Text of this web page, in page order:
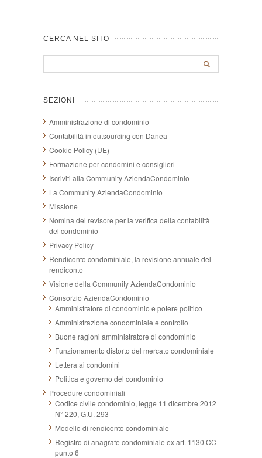
CERCA NEL SITO
SEZIONI
Amministrazione di condominio
Contabilità in outsourcing con Danea
Cookie Policy (UE)
Formazione per condomini e consiglieri
Iscriviti alla Community AziendaCondominio
La Community AziendaCondominio
Missione
Nomina del revisore per la verifica della contabilità
del condominio
Privacy Policy
Rendiconto condominiale, la revisione annuale del
rendiconto
Visione della Community AziendaCondominio
Consorzio AziendaCondominio
Amministratore di condominio e potere politico
Amministrazione condominiale e controllo
Buone ragioni amministratore di condominio
Funzionamento distorto del mercato condominiale
Lettera ai condomini
Politica e governo del condominio
Procedure condominiali
Codice civile condominio, legge 11 dicembre 2012
N° 220, G.U. 293
Modello di rendiconto condominiale
Registro di anagrafe condominiale ex art. 1130 CC
punto 6